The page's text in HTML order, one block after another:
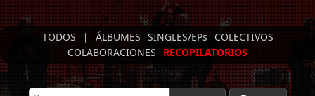
TODOS | ÁLBUMES SINGLES/EPs
COLECTIVOS
COLABORACIONES
RECOPILATORIOS